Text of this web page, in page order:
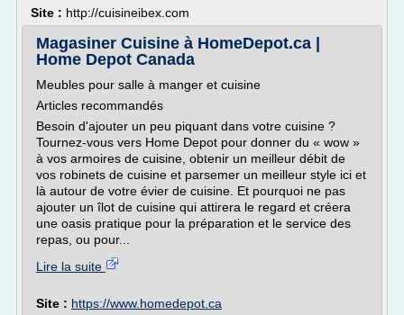
Site : http://cuisineibex.com
Magasiner Cuisine à HomeDepot.ca |
Home Depot Canada
Meubles pour salle à manger et cuisine
Articles recommandés
Besoin d'ajouter un peu piquant dans votre cuisine ?
Tournez-vous vers Home Depot pour donner du « wow »
à vos armoires de cuisine, obtenir un meilleur débit de
vos robinets de cuisine et parsemer un meilleur style ici et
là autour de votre évier de cuisine. Et pourquoi ne pas
ajouter un îlot de cuisine qui attirera le regard et créera
une oasis pratique pour la préparation et le service des
repas, ou pour...
Lire la suite
Site : https://www.homedepot.ca